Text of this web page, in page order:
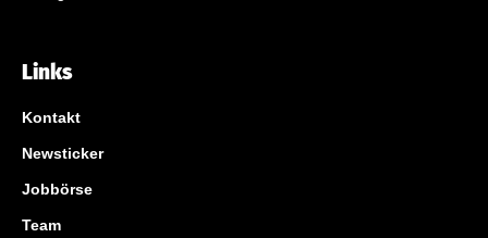
Links
Kontakt
Newsticker
Jobbörse
Team